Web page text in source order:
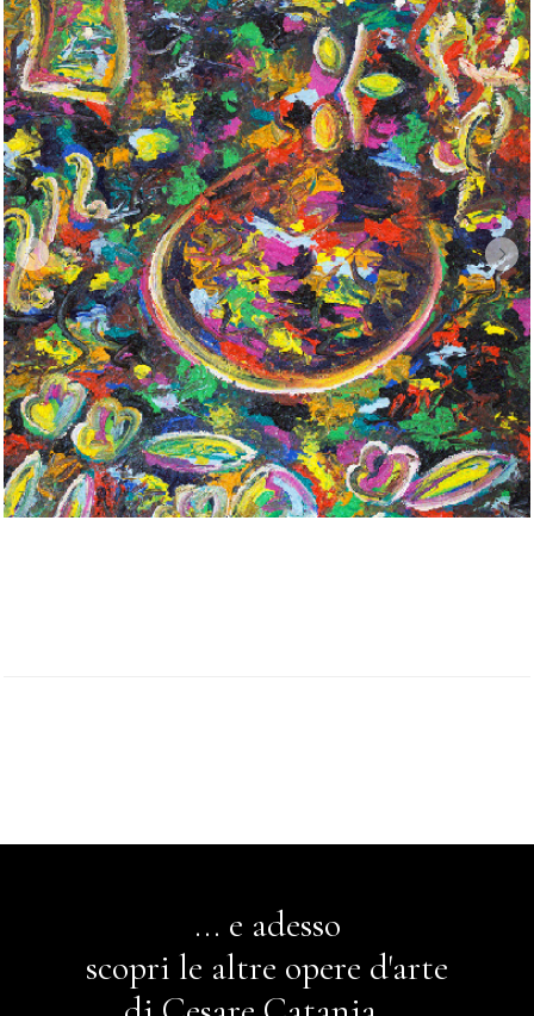
... e adesso
scopri le altre opere d'arte